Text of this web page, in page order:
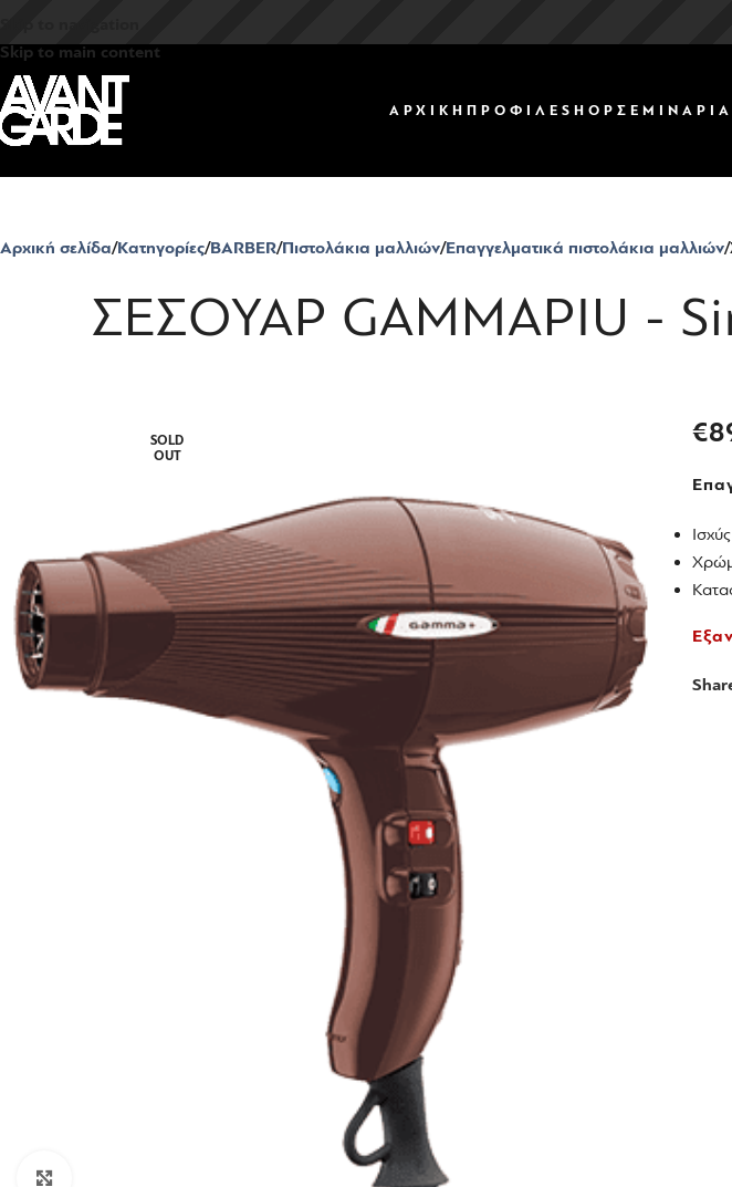
Skip to main content
ΑΡΧΙΚΗ ΠΡΟΦΙΛ ΕSHOP ΣΕΜΙΝΑΡΙΑ
Αρχική σελίδα Κατηγορίες BARBER Πιστολάκια μαλλιών Επαγγελματικά πιστολάκια μαλλιών
ΣΕΣΟΥΑΡ GAMMAPIU -
SOLD
OUT
€